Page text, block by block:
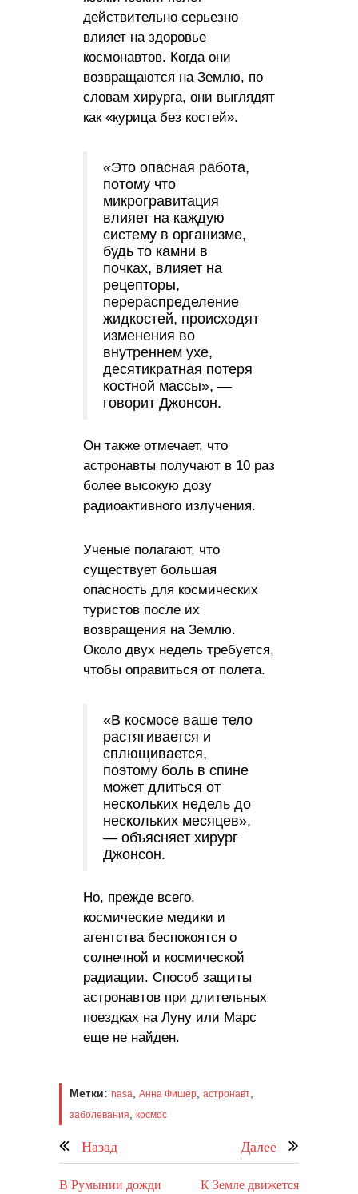
действительно серьезно
влияет на здоровье
космонавтов. Когда они
возвращаются на Землю, по
словам хирурга, они выглядят
как «курица без костей».
«Это опасная работа,
потому что
микрогравитация
влияет на каждую
систему в организме,
будь то камни в
почках, влияет на
рецепторы,
перераспределение
жидкостей, происходят
изменения во
внутреннем ухе,
десятикратная потеря
костной массы», —
говорит Джонсон.
Он также отмечает, что
астронавты получают в 10 раз
более высокую дозу
радиоактивного излучения.
Ученые полагают, что
существует большая
опасность для космических
туристов после их
возвращения на Землю.
Около двух недель требуется,
чтобы оправиться от полета.
«В космосе ваше тело
растягивается и
сплющивается,
поэтому боль в спине
может длиться от
нескольких недель до
нескольких месяцев»,
— объясняет хирург
Джонсон.
Но, прежде всего,
космические медики и
агентства беспокоятся о
солнечной и космической
радиации. Способ защиты
астронавтов при длительных
поездках на Луну или Марс
еще не найден.
Метки: nasa Анна Фишер астронавт
заболевания космос
Назад Далее
В Румынии дожди
К Земле движется